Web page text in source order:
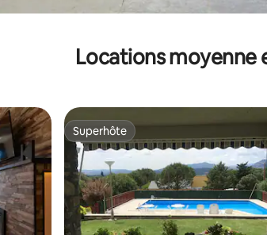
Locations moyenne
Superhôte
Superhôte